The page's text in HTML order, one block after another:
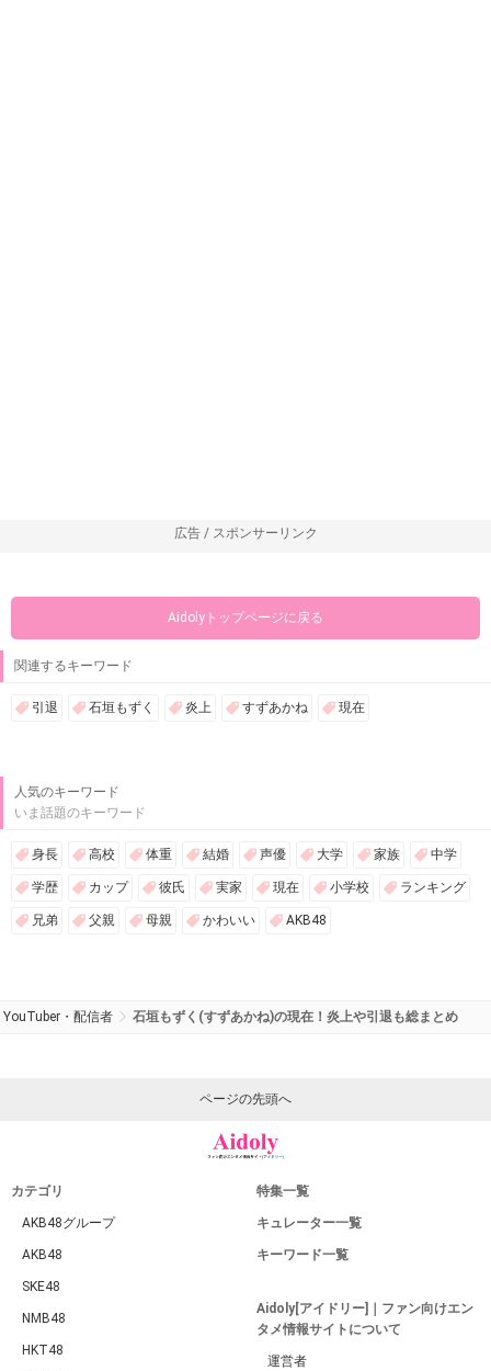
広告 / スポンサーリンク
Aidolyトップページに戻る
関連するキーワード
引退 石垣もずく 炎上 すずあかね 現在
人気のキーワード
いま話題のキーワード
身長 高校 体重 結婚 声優 大学 家族 中学
学歴 カップ 彼氏 実家 現在 小学校 ランキング
兄弟 父親 母親 かわいい AKB48
YouTuber・配信者 石垣もずく(すずあかね)の現在！炎上や引退も総まとめ
ページの先頭へ
カテゴリ
AKB48グループ
AKB48
SKE48
NMB48
HKT48
特集一覧
キュレーター一覧
キーワード一覧
Aidoly[アイドリー]｜ファン向けエン
タメ情報サイトについて
運営者